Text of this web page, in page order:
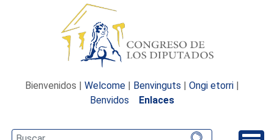
Bienvenidos | Welcome | Benvinguts | Ongi etorri |
Benvidos
Enlaces